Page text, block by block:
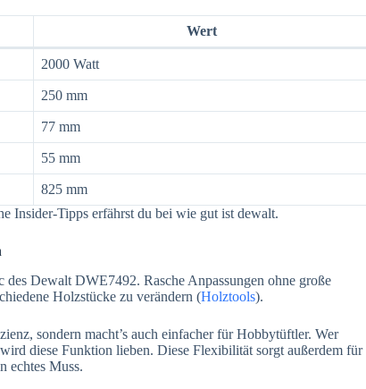
Wert
2000 Watt
250 mm
77 mm
55 mm
825 mm
Insider-Tipps erfährst du bei wie gut ist dewalt.
Dewalt DWE7492. Rasche Anpassungen ohne große
Holzstücke zu verändern (Holztools).
sondern macht’s auch einfacher für Hobbytüftler. Wer
diese Funktion lieben. Diese Flexibilität sorgt außerdem für
echtes Muss.